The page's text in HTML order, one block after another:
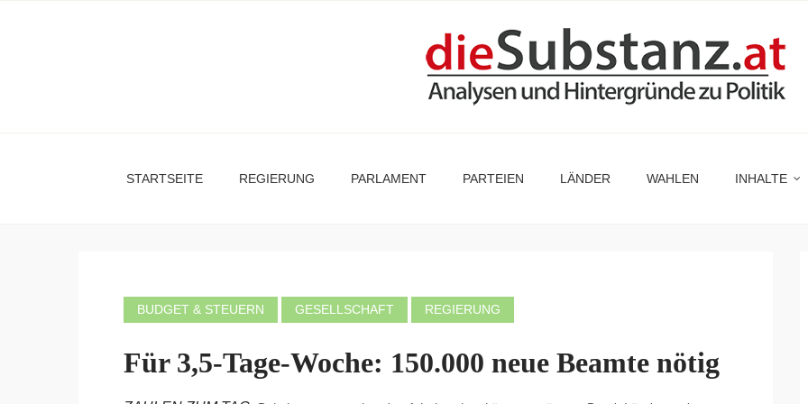
STARTSEITE REGIERUNG PARLAMENT PARTEIEN LÄNDER WAHLEN INHALTE
BUDGET & STEUERN GESELLSCHAFT REGIERUNG
Für 3,5-Tage-Woche: 150.000 neue Beamte nötig